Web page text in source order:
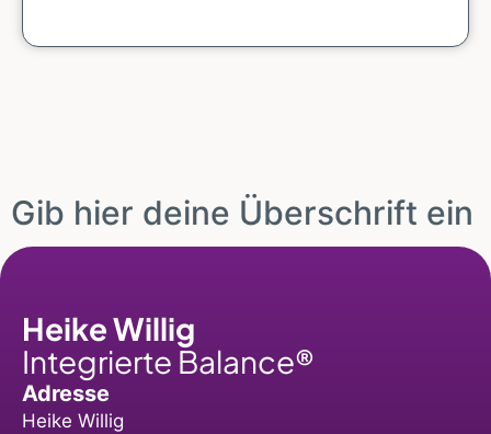
Gib hier deine Überschrift ein
Heike Willig
Integrierte Balance®
Adresse
Heike Willig